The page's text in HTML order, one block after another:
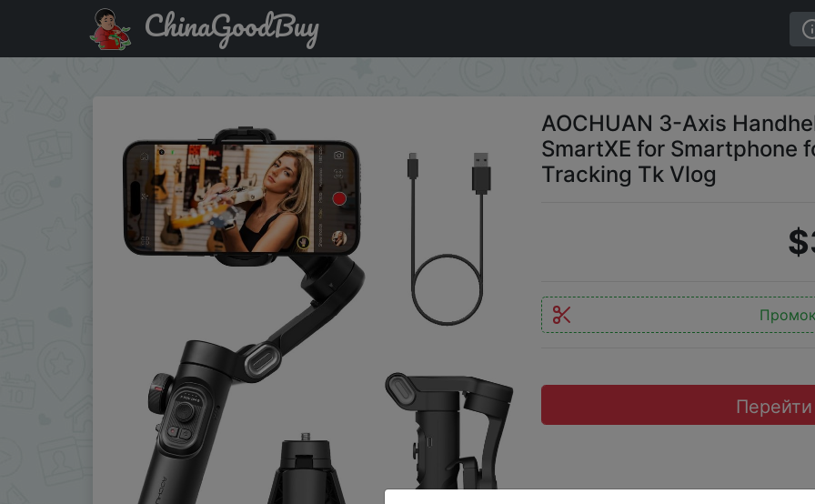
Купить с промокодом :BDUA04 AOCHUAN 3-Axis Handheld Gimbal Stabilizer SmartXE for Smartphone for iPhone
ChinaGoodBuy
AOCHUAN 3-Axis
SmartXE for Smartphone
Tracking Tk Vlog